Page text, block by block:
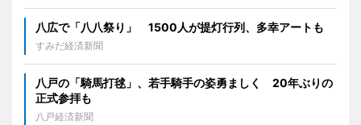
八広で「八八祭り」 1500人が提灯行列、多幸アートも
すみだ経済新聞
八戸の「騎馬打毬」、若手騎手の姿勇ましく 20年ぶりの
正式参拝も
八戸経済新聞